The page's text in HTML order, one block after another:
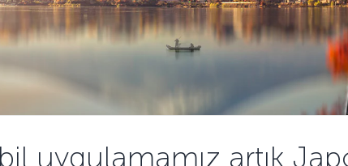
uygulamamız artık